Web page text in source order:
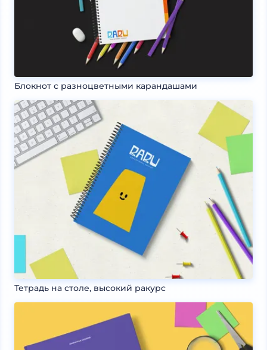
Блокнот с разноцветными карандашами
Тетрадь на столе, высокий ракурс